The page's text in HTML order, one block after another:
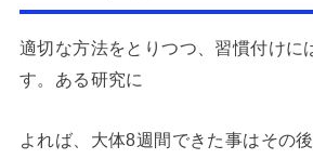
適切な方法をとりつつ、習慣付けに
す。ある研究に
よれば、大体8週間できた事はその